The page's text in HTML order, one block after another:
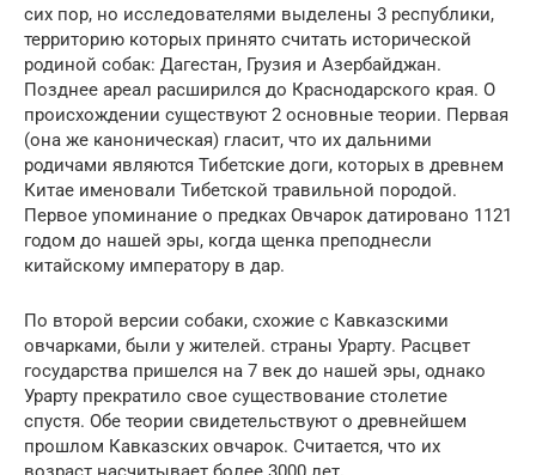
сих пор, но исследователями выделены 3 республики,
территорию которых принято считать исторической
родиной собак: Дагестан, Грузия и Азербайджан.
Позднее ареал расширился до Краснодарского края. О
происхождении существуют 2 основные теории. Первая
(она же каноническая) гласит, что их дальними
родичами являются Тибетские доги, которых в древнем
Китае именовали Тибетской травильной породой.
Первое упоминание о предках Овчарок датировано 1121
годом до нашей эры, когда щенка преподнесли
китайскому императору в дар.
По второй версии собаки, схожие с Кавказскими
овчарками, были у жителей. страны Урарту. Расцвет
государства пришелся на 7 век до нашей эры, однако
Урарту прекратило свое существование столетие
спустя. Обе теории свидетельствуют о древнейшем
прошлом Кавказских овчарок. Считается, что их